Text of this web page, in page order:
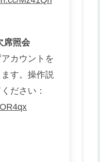
席照会
カウントを
す。操作説
ださい：